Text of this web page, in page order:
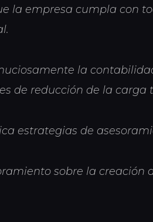
la empresa cumpla con
la
de reducción de la carga
estrategias de
sobre la creación